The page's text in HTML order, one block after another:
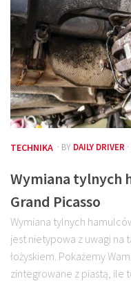
TECHNIKA · BY DAILY DRIVER
Wymiana tylnych
Grand Picasso
Wymiana tylnych
jest nietypowa z uwagi na
łożyskiem. Pokażemy
zintegrowane z piastą, ile